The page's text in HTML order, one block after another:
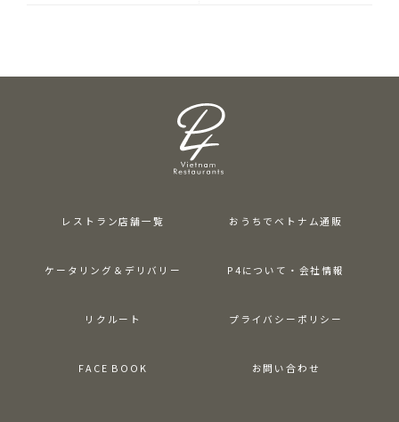
レストラン店舗一覧 おうちでベトナム通販
ケータリング＆デリバリー P4について・会社情報
リクルート プライバシーポリシー
FACE BOOK お問い合わせ